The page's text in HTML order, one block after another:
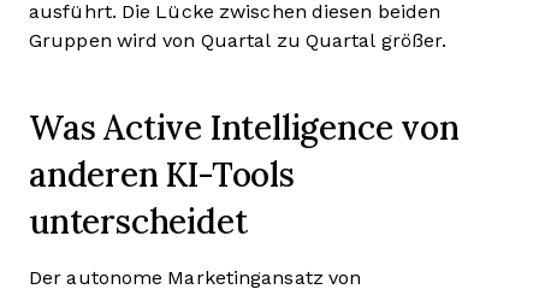
ausführt. Die Lücke zwischen diesen beiden
Gruppen wird von Quartal zu Quartal größer.
Was Active Intelligence von
anderen KI-Tools
unterscheidet
Der autonome Marketingansatz von